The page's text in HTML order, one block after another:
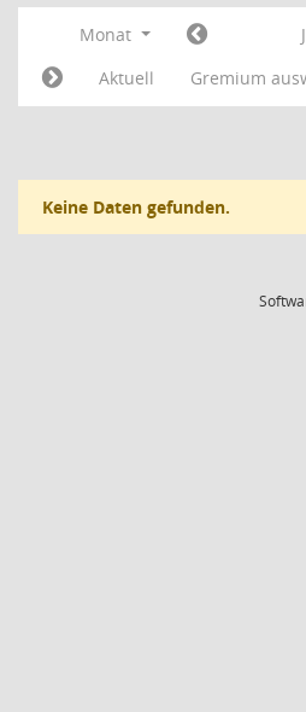
Monat
Aktuell
Gremium
Keine Daten gefunden.